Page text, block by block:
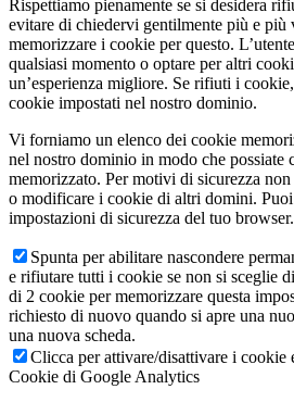
Rispettiamo pienamente se si desidera
evitare di chiedervi gentilmente più e più
memorizzare i cookie per questo.
qualsiasi momento o optare per altri
un’esperienza migliore. Se rifiuti i
cookie impostati nel nostro dominio.
Vi forniamo un elenco dei cookie
nel nostro dominio in modo che possiate
memorizzato. Per motivi di sicurezza
o modificare i cookie di altri domini.
impostazioni di sicurezza del tuo browser.
Spunta per abilitare nascondere
e rifiutare tutti i cookie se non si sceglie
di 2 cookie per memorizzare questa
richiesto di nuovo quando si apre una
una nuova scheda.
Clicca per attivare/disattivare i cookie
Cookie di Google Analytics